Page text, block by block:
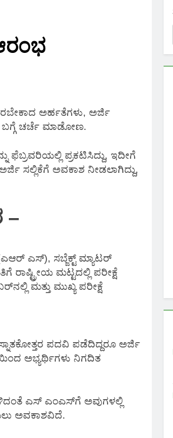
ನಿಮ್ಮ ಆಧಾರ್ ಕಾರ್ಡ್‌ಗೆ
ಅರ್ಹತೆಗಳು, ಅರ್ಜಿ
ಬಗ್ಗೆ ಚರ್ಚೆ ಮಾಡೋಣ.
ಫೆಬ್ರವರಿಯಲ್ಲಿ ಪ್ರಕಟಿಸಿದ್ದು, ಇದೀಗೆ
ಸಲ್ಲಿಕೆಗೆ ಅವಕಾಶ ನೀಡಲಾಗಿದ್ದು,
–
ಎಸ್), ಸಬ್ಜೆಕ್ಟ್ ಮ್ಯಾಟರ್
ಮಟ್ಟದಲ್ಲಿ ಪರೀಕ್ಷೆ
ಮತ್ತು ಮುಖ್ಯ ಪರೀಕ್ಷೆ
ಪದವಿ ಪಡೆದಿದ್ದರೂ ಅರ್ಜಿ
ಅಭ್ಯರ್ಥಿಗಳು ನಿಗದಿತ
ಎಸ್ ಎಂಎಸ್‌ಗೆ ಅವುಗಳಲ್ಲಿ
ಅವಕಾಶವಿದೆ.